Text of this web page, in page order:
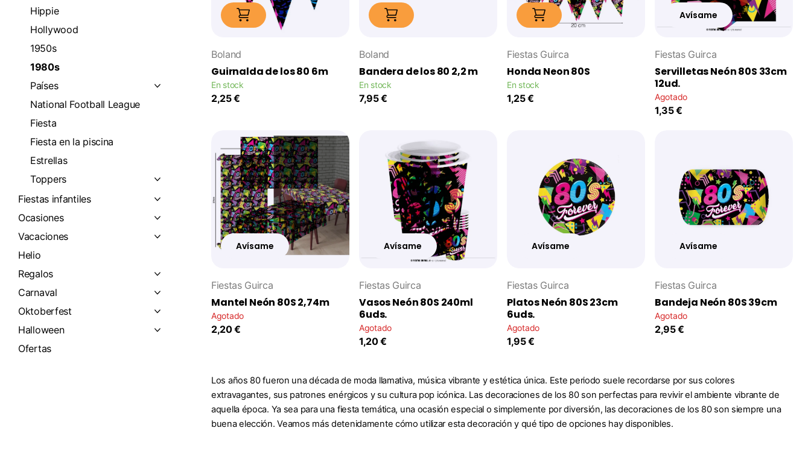
Boland
Guirnalda de los 80 6m
En stock
2,25 €
Boland
Bandera de los 80 2,2 m
En stock
7,95 €
Fiestas Guirca
Honda Neon 80S
En stock
1,25 €
Avísame
Fiestas Guirca
Servilletas Neón 80S 33cm
12ud.
Agotado
1,35 €
Avísame
Fiestas Guirca
Mantel Neón 80S 2,74m
Agotado
2,20 €
Avísame
Fiestas Guirca
Vasos Neón 80S 240ml
6uds.
Agotado
1,20 €
Avísame
Fiestas Guirca
Platos Neón 80S 23cm
6uds.
Agotado
1,95 €
Avísame
Fiestas Guirca
Bandeja Neón 80S 39cm
Agotado
2,95 €
Los años 80 fueron una década de moda llamativa, música vibrante y estética única. Este periodo suele recordarse por sus colores
extravagantes, sus patrones enérgicos y su cultura pop icónica. Las decoraciones de los 80 son perfectas para revivir el ambiente vibrante de
aquella época. Ya sea para una fiesta temática, una ocasión especial o simplemente por diversión, las decoraciones de los 80 son siempre una
buena elección. Veamos más detenidamente cómo utilizar esta decoración y qué tipo de opciones hay disponibles.
Hippie
Hollywood
1950s
1980s
Países
National Football League
Fiesta
Fiesta en la piscina
Estrellas
Toppers
Fiestas infantiles
Ocasiones
Vacaciones
Helio
Regalos
Carnaval
Oktoberfest
Halloween
Ofertas